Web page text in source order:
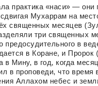
практика «наси» — они
Мухаррам на
священных месяцев
три священных
в
в Коране, и
в Мину, в год, когда
в проповеди, что время
Аллахом небес и